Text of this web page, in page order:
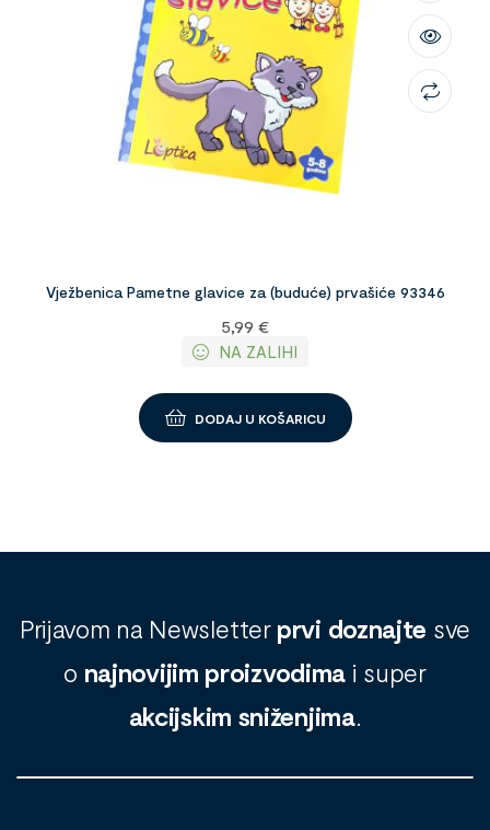
Vježbenica Pametne glavice za (buduće) prvašiće 93346
5,99 €
NA ZALIHI
DODAJ U KOŠARICU
Prijavom na Newsletter prvi doznajte sve
o najnovijim proizvodima i super
akcijskim sniženjima.